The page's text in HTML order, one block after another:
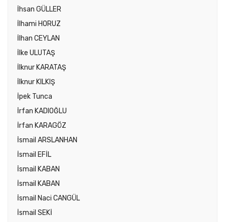
İhsan GÜLLER
İlhami HORUZ
İlhan CEYLAN
İlke ULUTAŞ
İlknur KARATAŞ
İlknur KILKIŞ
İpek Tunca
İrfan KADIOĞLU
İrfan KARAGÖZ
İsmail ARSLANHAN
İsmail EFİL
İsmail KABAN
İsmail KABAN
İsmail Naci CANGÜL
İsmail SEKİ